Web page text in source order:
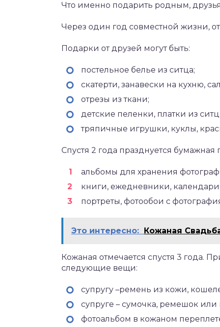
Что именно подарить родным,
Через один год совместной жизни,
Подарки от друзей могут быть:
постельное белье из ситца;
скатерти, занавески на кухню,
отрезы из ткани;
детские пеленки, платки из
тряпичные игрушки, куклы,
Спустя 2 года празднуется
альбомы для хранения
книги, ежедневники,
портреты, фотообои с
Это интересно: Кожаная
Кожаная отмечается спустя 3 года.
следующие вещи:
супругу –ремень из кожи,
супруге – сумочка, ремешок
фотоальбом в кожаном